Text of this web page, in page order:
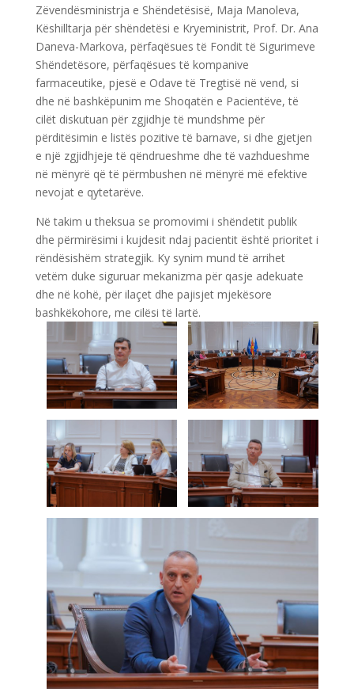
Zëvendësministrja e Shëndetësisë, Maja Manoleva,
Këshilltarja për shëndetësi e Kryeministrit, Prof. Dr. Ana
Daneva-Markova, përfaqësues të Fondit të Sigurimeve
Shëndetësore, përfaqësues të kompanive
farmaceutike, pjesë e Odave të Tregtisë në vend, si
dhe në bashkëpunim me Shoqatën e Pacientëve, të
cilët diskutuan për zgjidhje të mundshme për
përditësimin e listës pozitive të barnave, si dhe gjetjen
e një zgjidhjeje të qëndrueshme dhe të vazhdueshme
në mënyrë që të përmbushen në mënyrë më efektive
nevojat e qytetarëve.
Në takim u theksua se promovimi i shëndetit publik
dhe përmirësimi i kujdesit ndaj pacientit është prioritet i
rëndësishëm strategjik. Ky synim mund të arrihet
vetëm duke siguruar mekanizma për qasje adekuate
dhe në kohë, për ilaçet dhe pajisjet mjekësore
bashkëkohore, me cilësi të lartë.